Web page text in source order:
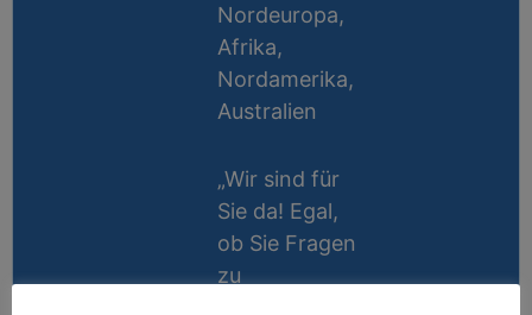
Nordeuropa,
Afrika,
Nordamerika,
Australien
„Wir sind für
Sie da! Egal,
ob Sie Fragen
zu